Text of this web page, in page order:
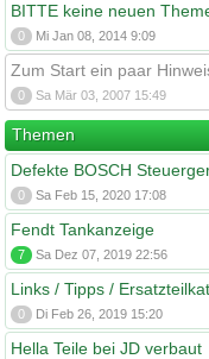
BITTE keine neuen
0 Mi Jan 08, 2014 9:09
Zum Start ein paar
0 Sa Mär 03, 2007 15:49
Themen
Defekte BOSCH
0 Sa Feb 15, 2020 17:08
Fendt Tankanzeige
7 Sa Dez 07, 2019 22:56
Links / Tipps /
0 Di Feb 26, 2019 15:20
Hella Teile bei JD verbaut